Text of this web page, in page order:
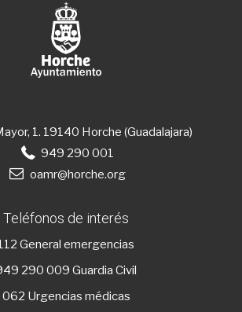
1. 19140 Horche (Guadalajara)
949 290 001
oamr@horche.org
Teléfonos de interés
General emergencias
290 009 Guardia Civil
062 Urgencias médicas